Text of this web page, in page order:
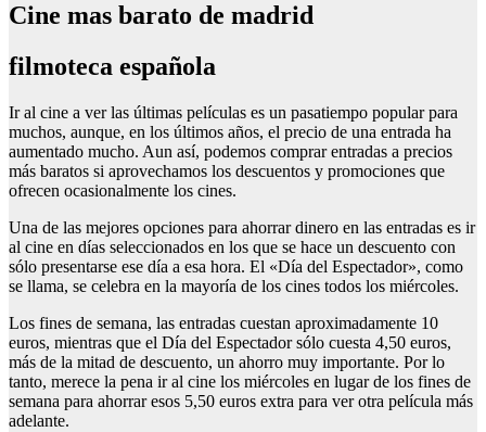
Cine mas barato de madrid
filmoteca española
Ir al cine a ver las últimas películas es un pasatiempo popular para
muchos, aunque, en los últimos años, el precio de una entrada ha
aumentado mucho. Aun así, podemos comprar entradas a precios
más baratos si aprovechamos los descuentos y promociones que
ofrecen ocasionalmente los cines.
Una de las mejores opciones para ahorrar dinero en las entradas es ir
al cine en días seleccionados en los que se hace un descuento con
sólo presentarse ese día a esa hora. El «Día del Espectador», como
se llama, se celebra en la mayoría de los cines todos los miércoles.
Los fines de semana, las entradas cuestan aproximadamente 10
euros, mientras que el Día del Espectador sólo cuesta 4,50 euros,
más de la mitad de descuento, un ahorro muy importante. Por lo
tanto, merece la pena ir al cine los miércoles en lugar de los fines de
semana para ahorrar esos 5,50 euros extra para ver otra película más
adelante.